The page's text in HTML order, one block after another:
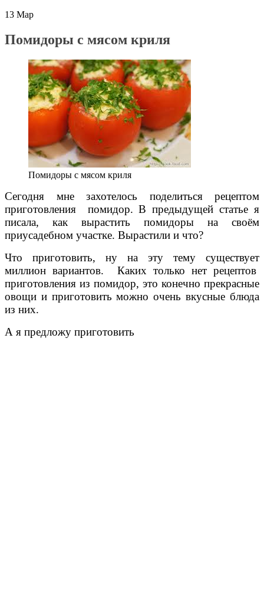
13 Мар
Помидоры с мясом криля
Помидоры с мясом криля
Сегодня мне захотелось поделиться рецептом
приготовления помидор. В предыдущей статье я
писала, как вырастить помидоры на своём
приусадебном участке. Вырастили и что?
Что приготовить, ну на эту тему существует
миллион вариантов. Каких только нет рецептов
приготовления из помидор, это конечно прекрасные
овощи и приготовить можно очень вкусные блюда
из них.
А я предложу приготовить